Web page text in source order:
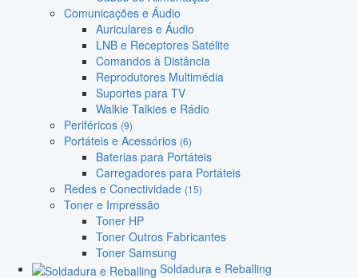
Comunicações e Áudio
Auriculares e Áudio
LNB e Receptores Satélite
Comandos à Distância
Reprodutores Multimédia
Suportes para TV
Walkie Talkies e Rádio
Periféricos (9)
Portáteis e Acessórios (6)
Baterias para Portáteis
Carregadores para Portáteis
Redes e Conectividade (15)
Toner e Impressão
Toner HP
Toner Outros Fabricantes
Toner Samsung
Soldadura e Reballing